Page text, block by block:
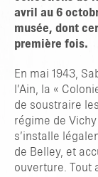
avril au 6
musée, dont
première fois.
En mai 1943,
l’Ain, la «
de soustraire
régime de
s’installe
de Belley, et
ouverture. Tout